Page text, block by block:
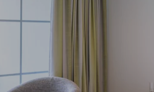
& Schwimmbad
& Massage